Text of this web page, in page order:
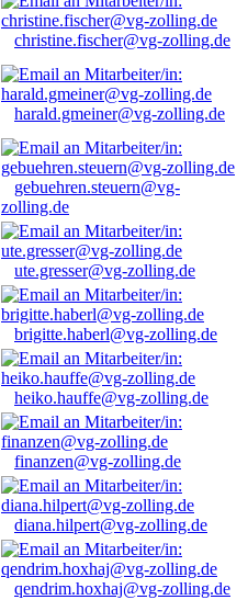
christine.fischer@vg-zolling.de
harald.gmeiner@vg-zolling.de
gebuehren.steuern@vg-
zolling.de
ute.gresser@vg-zolling.de
brigitte.haberl@vg-zolling.de
heiko.hauffe@vg-zolling.de
finanzen@vg-zolling.de
diana.hilpert@vg-zolling.de
qendrim.hoxhaj@vg-zolling.de